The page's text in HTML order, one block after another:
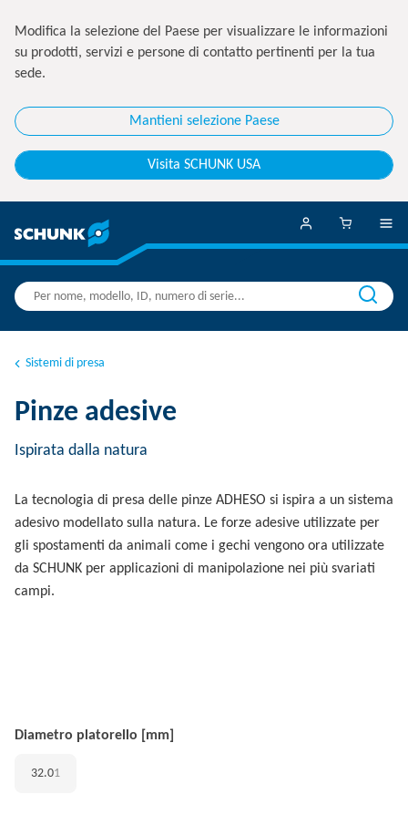
Modifica la selezione del Paese per visualizzare le informazioni
su prodotti, servizi e persone di contatto pertinenti per la tua
sede.
Mantieni selezione Paese
Visita SCHUNK USA
Sistemi di presa
Pinze adesive
Ispirata dalla natura
La tecnologia di presa delle pinze ADHESO si ispira a un sistema
adesivo modellato sulla natura. Le forze adesive utilizzate per
gli spostamenti da animali come i gechi vengono ora utilizzate
da SCHUNK per applicazioni di manipolazione nei più svariati
campi.
Diametro platorello [mm]
32.01